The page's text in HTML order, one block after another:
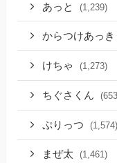
あっと (1,239)
からつけあっき
けちゃ (1,273)
ちぐさくん
ぷりっつ (1,574)
まぜ太 (1,461)